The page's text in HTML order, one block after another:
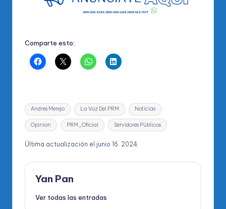
Comparte esto:
Etiquetas:
Andres Merejo La Voz Del PRM Noticias
Opinion PRM_Oficial Servidores Públicos
Última actualización el junio 16, 2024
Yan Pan
Ver todas las entradas